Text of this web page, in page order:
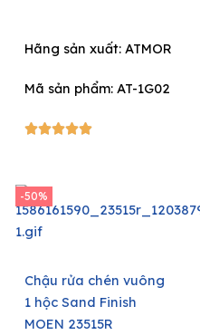
Hãng sản xuất: ATMOR
Mã sản phẩm: AT-1G02
5/5
-50%
Chậu rửa chén vuông
1 hộc Sand Finish
MOEN 23515R